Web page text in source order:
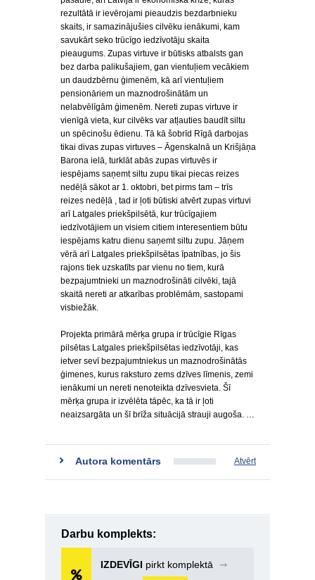
rezultātā ir ievērojami pieaudzis bezdarbnieku
skaits, ir samazinājušies cilvēku ienākumi, kam
savukārt seko trūcīgo iedzīvotāju skaita
pieaugums. Zupas virtuve ir būtisks atbalsts gan
bez darba palikušajiem, gan vientuļiem vecākiem
un daudzbērnu ģimenēm, kā arī vientuļiem
pensionāriem un maznodrošinātām un
nelabvēlīgām ģimenēm. Nereti zupas virtuve ir
vienīgā vieta, kur cilvēks var atļauties baudīt siltu
un spēcinošu ēdienu. Tā kā šobrīd Rīgā darbojas
tikai divas zupas virtuves – Āgenskalnā un Krišjāņa
Barona ielā, turklāt abās zupas virtuvēs ir
iespējams saņemt siltu zupu tikai piecas reizes
nedēļā sākot ar 1. oktobri, bet pirms tam – trīs
reizes nedēļā , tad ir ļoti būtiski atvērt zupas virtuvi
arī Latgales priekšpilsētā, kur trūcīgajiem
iedzīvotājiem un visiem citiem interesentiem būtu
iespējams katru dienu saņemt siltu zupu. Jāņem
vērā arī Latgales priekšpilsētas īpatnības, jo šis
rajons tiek uzskatīts par vienu no tiem, kurā
bezpajumtnieki un maznodrošināti cilvēki, tajā
skaitā nereti ar atkarības problēmām, sastopami
visbiežāk.
Projekta primārā mērķa grupa ir trūcīgie Rīgas
pilsētas Latgales priekšpilsētas iedzīvotāji, kas
ietver sevī bezpajumtniekus un maznodrošinātās
ģimenes, kurus raksturo zems dzīves līmenis, zemi
ienākumi un nereti nenoteikta dzīvesvieta. Šī
mērķa grupa ir izvēlēta tāpēc, ka tā ir ļoti
neaizsargāta un šī brīža situācijā strauji augoša. …
Autora komentārs Atvērt
Darbu komplekts:
IZDEVĪGI pirkt komplektā
➞